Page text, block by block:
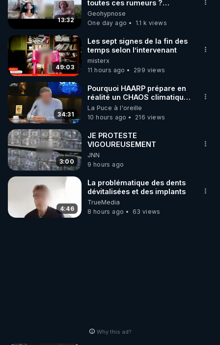
▶ 30 jours gratuit sur l’application de méditation et
de bien-être ENVOL :
Rendez-vous sur https://www.envol.app/code
le code : REGENERE
13:32
toutes ces rumeurs ?
Enquête sous hypnose
Geohypnose
One day ago
1.1 k views
49:03
Les sept signes de la fin des
temps selon l’intervenant
misterx
11 hours ago
299 views
34:31
Pourquoi HAARP prépare en
réalité un CHAOS climatique,
on répond
La Puce à l'oreille
10 hours ago
216 views
3:00
JE PROTESTE
VIGOUREUSEMENT
JNN
9 hours ago
4:46
La problématique des dents
dévitalisées et des implants
TrueMedia
8 hours ago
63 views
Why this ad?